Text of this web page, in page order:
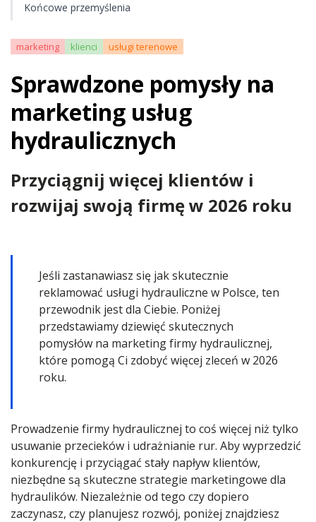
Końcowe przemyślenia
marketing klienci usługi terenowe
Sprawdzone pomysły na
marketing usług
hydraulicznych
Przyciągnij więcej klientów i
rozwijaj swoją firmę w 2026 roku
Jeśli zastanawiasz się jak skutecznie
reklamować usługi hydrauliczne w Polsce, ten
przewodnik jest dla Ciebie. Poniżej
przedstawiamy dziewięć skutecznych
pomysłów na marketing firmy hydraulicznej,
które pomogą Ci zdobyć więcej zleceń w 2026
roku.
Prowadzenie firmy hydraulicznej to coś więcej niż tylko
usuwanie przecieków i udrażnianie rur. Aby wyprzedzić
konkurencję i przyciągać stały napływ klientów,
niezbędne są skuteczne strategie marketingowe dla
hydraulików. Niezależnie od tego czy dopiero
zaczynasz, czy planujesz rozwój, poniżej znajdziesz